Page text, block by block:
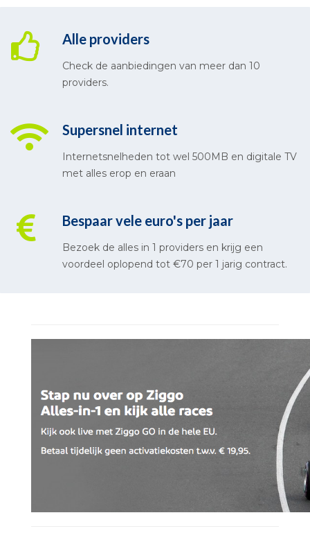
Alle providers
Check de aanbiedingen van meer dan 10
providers.
Supersnel internet
Internetsnelheden tot wel 500MB en digitale TV
met alles erop en eraan
Bespaar vele euro's per jaar
Bezoek de alles in 1 providers en krijg een
voordeel oplopend tot €70 per 1 jarig contract.